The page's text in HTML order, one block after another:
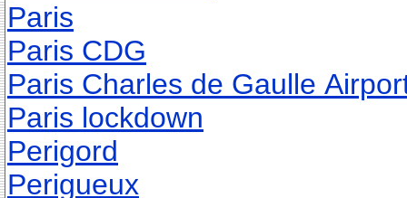
Paris
Paris CDG
Paris Charles de Gaulle
Paris lockdown
Perigord
Perigueux